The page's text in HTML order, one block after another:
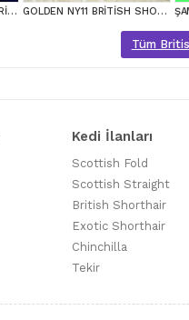
BONCUK GÖZLÜ SİLVER BRİTİSH SHORTHAİR NS1133 GOLDEN NY11 BRİTİSH SHORTHAİR YAVRUMUZ
Tüm
Kedi İlanları
Scottish Fold
Scottish Straight
British Shorthair
Exotic Shorthair
Chinchilla
Tekir